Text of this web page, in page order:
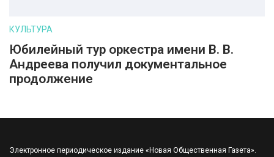
КУЛЬТУРА
Юбилейный тур оркестра имени В. В.
Андреева получил документальное
продолжение
Электронное периодическое издание «Новая Общественная Газета».